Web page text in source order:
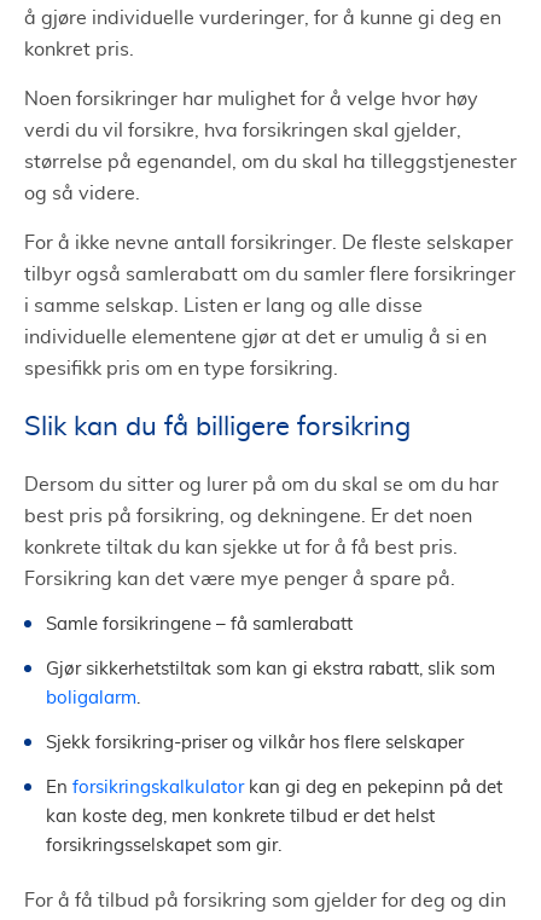
å gjøre individuelle vurderinger, for å kunne gi deg en
konkret pris.
Noen forsikringer har mulighet for å velge hvor høy
verdi du vil forsikre, hva forsikringen skal gjelder,
størrelse på egenandel, om du skal ha tilleggstjenester
og så videre.
For å ikke nevne antall forsikringer. De fleste selskaper
tilbyr også samlerabatt om du samler flere forsikringer
i samme selskap. Listen er lang og alle disse
individuelle elementene gjør at det er umulig å si en
spesifikk pris om en type forsikring.
Slik kan du få billigere forsikring
Dersom du sitter og lurer på om du skal se om du har
best pris på forsikring, og dekningene. Er det noen
konkrete tiltak du kan sjekke ut for å få best pris.
Forsikring kan det være mye penger å spare på.
Samle forsikringene – få samlerabatt
Gjør sikkerhetstiltak som kan gi ekstra rabatt, slik som
boligalarm
Sjekk forsikring-priser og vilkår hos flere selskaper
En forsikringskalkulatorkan gi deg en pekepinn på det
kan koste deg, men konkrete tilbud er det helst
forsikringsselskapet som gir.
For å få tilbud på forsikring som gjelder for deg og din